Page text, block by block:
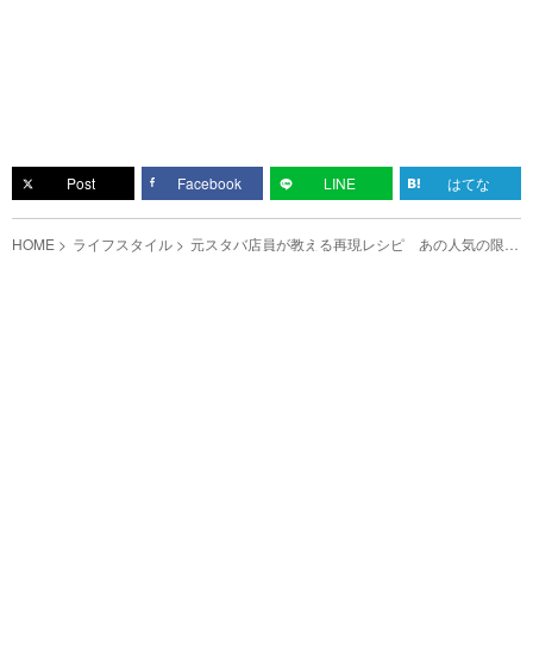
Post Facebook LINE はてな
HOME ライフスタイル 元スタバ店員が教える再現レシピ あの人気の限定